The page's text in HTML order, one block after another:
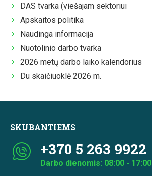
DAS tvarka (viešajam sektoriui
Apskaitos politika
Naudinga informacija
Nuotolinio darbo tvarka
2026 metų darbo laiko kalendorius
Du skaičiuoklė 2026 m.
SKUBANTIEMS
+370 5 263 9922
Darbo dienomis: 08:00 - 17:00